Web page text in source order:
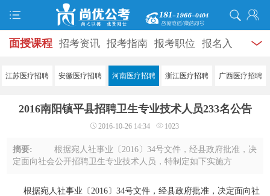
面授课程 招考资讯 报考指南 报考职位 报名入
口 打准考证 成绩查询 面试公告 录用公示 辅导
学员风采 名师团队
服务信息
江苏医疗招聘 安徽医疗招聘 河南医疗招聘 浙江医疗招聘 广西医疗招聘
2016南阳镇平县招聘卫生专业技术人员233名公告
2016-10-26 14:34 1023
摘要:
根据宛人社事业〔2016〕34号文件，经县政府批准，决
定面向社会公开招聘卫生专业技术人员，特制定如下实施方
业技术人员233人。 （一）县计划招聘乡 ...
根据宛人社事业〔2016〕34号文件，经县政府批准，决定面向社